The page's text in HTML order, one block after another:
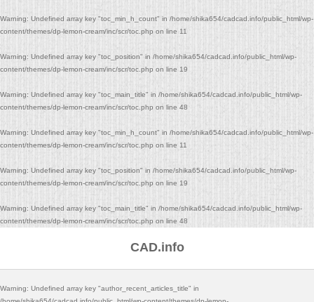
Warning: Undefined array key "toc_min_h_count" in /home/shika654/cadcad.info/public_html/wp-
content/themes/dp-lemon-cream/inc/scr/toc.php on line 11
Warning: Undefined array key "toc_position" in /home/shika654/cadcad.info/public_html/wp-
content/themes/dp-lemon-cream/inc/scr/toc.php on line 19
Warning: Undefined array key "toc_main_title" in /home/shika654/cadcad.info/public_html/wp-
content/themes/dp-lemon-cream/inc/scr/toc.php on line 48
Warning: Undefined array key "toc_min_h_count" in /home/shika654/cadcad.info/public_html/wp-
content/themes/dp-lemon-cream/inc/scr/toc.php on line 11
Warning: Undefined array key "toc_position" in /home/shika654/cadcad.info/public_html/wp-
content/themes/dp-lemon-cream/inc/scr/toc.php on line 19
Warning: Undefined array key "toc_main_title" in /home/shika654/cadcad.info/public_html/wp-
content/themes/dp-lemon-cream/inc/scr/toc.php on line 48
CAD.info
Warning: Undefined array key "author_recent_articles_title" in